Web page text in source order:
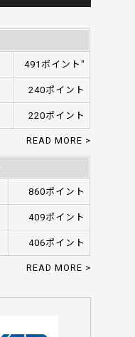
491ポイント"
240ポイント
220ポイント
READ MORE >
860ポイント
409ポイント
406ポイント
READ MORE >